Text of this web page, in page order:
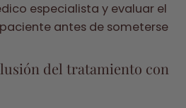
especialista y evaluar el
antes de someterse
del tratamiento con